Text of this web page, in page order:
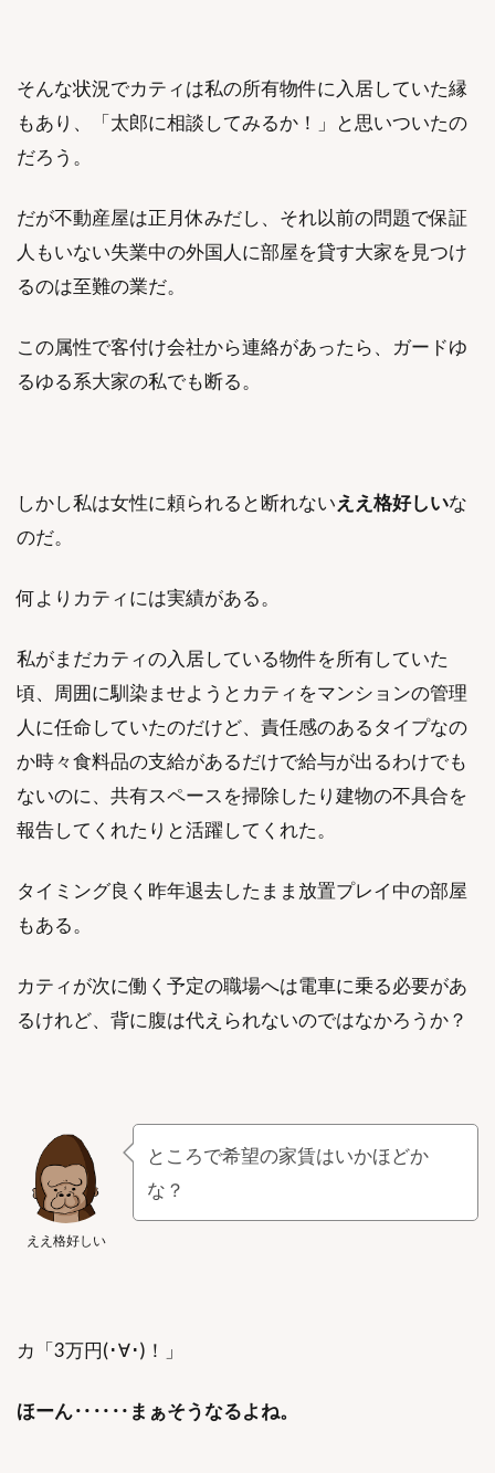
そんな状況でカティは私の所有物件に入居していた縁
もあり、「太郎に相談してみるか！」と思いついたの
だろう。
だが不動産屋は正月休みだし、それ以前の問題で保証
人もいない失業中の外国人に部屋を貸す大家を見つけ
るのは至難の業だ。
この属性で客付け会社から連絡があったら、ガードゆ
るゆる系大家の私でも断る。
しかし私は女性に頼られると断れないええ格好しいな
のだ。
何よりカティには実績がある。
私がまだカティの入居している物件を所有していた
頃、周囲に馴染ませようとカティをマンションの管理
人に任命していたのだけど、責任感のあるタイプなの
か時々食料品の支給があるだけで給与が出るわけでも
ないのに、共有スペースを掃除したり建物の不具合を
報告してくれたりと活躍してくれた。
タイミング良く昨年退去したまま放置プレイ中の部屋
もある。
カティが次に働く予定の職場へは電車に乗る必要があ
るけれど、背に腹は代えられないのではなかろうか？
ええ格好しい
ところで希望の家賃はいかほどか
な？
カ「3万円(･∀･)！」
ほーん‥‥‥まぁそうなるよね。